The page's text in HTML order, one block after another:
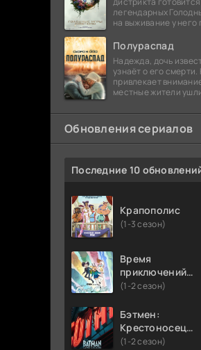
легендарных
на выживание у
победу еще сорок
Полураспад
Надежда, дочь
узнаёт о его
привлекает
местные жители
бомбы
Обновления сериалов
Последние 10
Крапополис
(1-3 сезон)
Время
приключений:
Фионна и Кейк
(1-2 сезон)
Бэтмен:
Крестоносец в
плаще
(1-2 сезон)